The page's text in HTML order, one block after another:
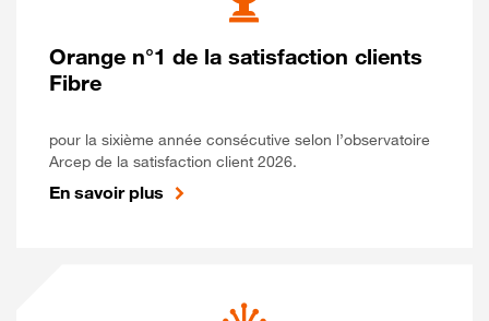
Orange n°1 de la satisfaction clients
Fibre
pour la sixième année consécutive selon l’observatoire
Arcep de la satisfaction client 2026.
En savoir plus